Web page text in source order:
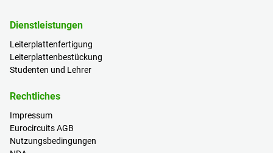
Dienstleistungen
Leiterplattenfertigung
Leiterplattenbestückung
Studenten und Lehrer
Rechtliches
Impressum
Eurocircuits AGB
Nutzungsbedingungen